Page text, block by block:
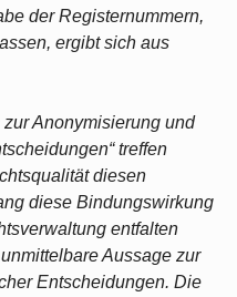
der Registernummern,
ergibt sich aus
Anonymisierung und
treffen
diesen
diese Bindungswirkung
entfalten
Aussage zur
Entscheidungen. Die